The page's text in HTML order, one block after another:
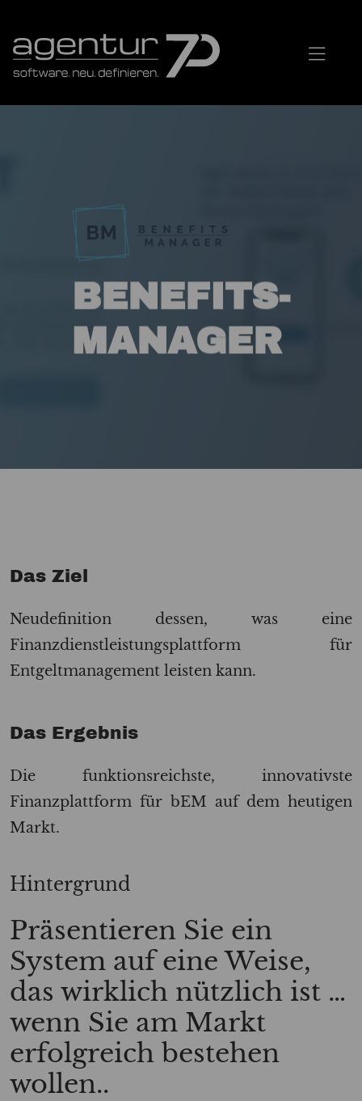
BENEFITS-
MANAGER
Das Ziel
Neudefinition dessen, was eine
Finanzdienstleistungsplattform für
Entgeltmanagement leisten kann.
Das Ergebnis
Die funktionsreichste, innovativste
Finanzplattform für bEM auf dem heutigen
Markt.
Hintergrund
Präsentieren Sie ein
System auf eine Weise,
das wirklich nützlich ist …
wenn Sie am Markt
erfolgreich bestehen
wollen..